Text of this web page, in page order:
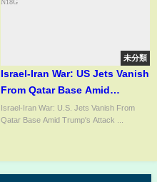
未分類
Israel-Iran War: US Jets Vanish
From Qatar Base Amid
Trump's Attack Deadline |
Spotlight | N18G
Israel-Iran War: U.S. Jets Vanish From
Qatar Base Amid Trump's Attack ...